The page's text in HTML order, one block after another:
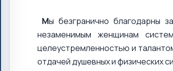
Мы безгранично благодарны
незаменимым женщинам
целеустремленностью и
отдачей душевных и физических